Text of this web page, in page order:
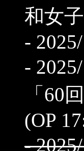
和女
-
-
「60
(OP
-